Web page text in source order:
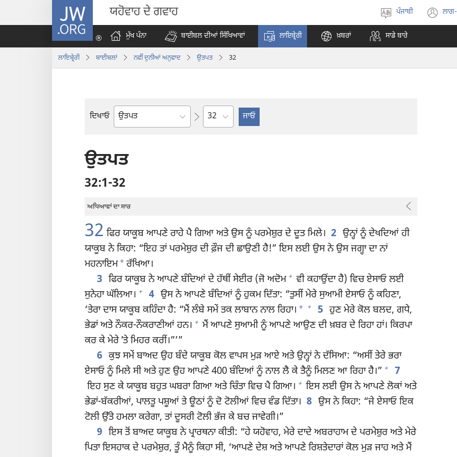
JW.ORG ਯਹੋਵਾਹ ਦੇ ਗਵਾਹ
ਚੁਣੋ
ਪੰਜਾਬੀ
ਮੁੱਖ ਪੰਨਾ ਬਾਈਬਲ ਦੀਆਂ ਸਿੱਖਿਆਵਾਂ ਲਾਇਬ੍ਰੇਰੀ ਖ਼ਬਰਾਂ ਸਾਡੇ ਬਾਰੇ
ਲਾਇਬ੍ਰੇਰੀ ਬਾਈਬਲਾਂ ਨਵੀੰ ਦੁਨੀਆਂ ਅਨੁਵਾਦ ਉਤਪਤ 32
ਦਿਖਾਓ
ਬਾਈਬਲ
Chapter
ਉਤਪਤ
32:1-32
ਅਧਿਆਵਾਂ ਦਾ ਸਾਰ
32 ਫਿਰ ਯਾਕੂਬ ਆਪਣੇ ਰਾਹੇ ਪੈ ਗਿਆ ਅਤੇ ਉਸ ਨੂੰ ਪਰਮੇਸ਼ੁਰ ਦੇ ਦੂਤ ਮਿਲੇ। 2 ਉਨ੍ਹਾਂ ਨੂੰ ਦੇਖਦਿਆਂ ਹੀ
ਯਾਕੂਬ ਨੇ ਕਿਹਾ: “ਇਹ ਤਾਂ ਪਰਮੇਸ਼ੁਰ ਦੀ ਫ਼ੌਜ ਦੀ ਛਾਉਣੀ ਹੈ!” ਇਸ ਲਈ ਉਸ ਨੇ ਉਸ ਜਗ੍ਹਾ ਦਾ ਨਾਂ
ਮਹਨਾਇਮ*ਰੱਖਿਆ।
3 ਫਿਰ ਯਾਕੂਬ ਨੇ ਆਪਣੇ ਬੰਦਿਆਂ ਦੇ ਹੱਥੀਂ ਸੇਈਰ (ਜੋ ਅਦੋਮ + ਵੀ ਕਹਾਉਂਦਾ ਹੈ) ਵਿਚ ਏਸਾਓ ਲਈ
ਸੁਨੇਹਾ ਘੱਲਿਆ। + 4 ਉਸ ਨੇ ਆਪਣੇ ਬੰਦਿਆਂ ਨੂੰ ਹੁਕਮ ਦਿੱਤਾ: “ਤੁਸੀਂ ਮੇਰੇ ਸੁਆਮੀ ਏਸਾਓ ਨੂੰ ਕਹਿਣਾ,
‘ਤੇਰਾ ਦਾਸ ਯਾਕੂਬ ਕਹਿੰਦਾ ਹੈ: “ਮੈਂ ਲੰਬੇ ਸਮੇਂ ਤਕ ਲਾਬਾਨ ਨਾਲ ਰਿਹਾ। * + 5 ਹੁਣ ਮੇਰੇ ਕੋਲ ਬਲਦ, ਗਧੇ,
ਭੇਡਾਂ ਅਤੇ ਨੌਕਰ-ਨੌਕਰਾਣੀਆਂ ਹਨ। + ਮੈਂ ਆਪਣੇ ਸੁਆਮੀ ਨੂੰ ਆਪਣੇ ਆਉਣ ਦੀ ਖ਼ਬਰ ਦੇ ਰਿਹਾ ਹਾਂ। ਕਿਰਪਾ
ਕਰ ਕੇ ਮੇਰੇ ʼਤੇ ਮਿਹਰ ਕਰੀਂ।”’”
6 ਕੁਝ ਸਮੇਂ ਬਾਅਦ ਉਹ ਬੰਦੇ ਯਾਕੂਬ ਕੋਲ ਵਾਪਸ ਮੁੜ ਆਏ ਅਤੇ ਉਨ੍ਹਾਂ ਨੇ ਦੱਸਿਆ: “ਅਸੀਂ ਤੇਰੇ ਭਰਾ
ਏਸਾਓ ਨੂੰ ਮਿਲੇ ਸੀ ਅਤੇ ਹੁਣ ਉਹ ਆਪਣੇ 400 ਬੰਦਿਆਂ ਨੂੰ ਨਾਲ ਲੈ ਕੇ ਤੈਨੂੰ ਮਿਲਣ ਆ ਰਿਹਾ ਹੈ।” +
7
ਇਹ ਸੁਣ ਕੇ ਯਾਕੂਬ ਬਹੁਤ ਘਬਰਾ ਗਿਆ ਅਤੇ ਚਿੰਤਾ ਵਿਚ ਪੈ ਗਿਆ। + ਇਸ ਲਈ ਉਸ ਨੇ ਆਪਣੇ ਲੋਕਾਂ ਅਤੇ
ਭੇਡਾਂ-ਬੱਕਰੀਆਂ, ਪਾਲਤੂ ਪਸ਼ੂਆਂ ਤੇ ਊਠਾਂ ਨੂੰ ਦੋ ਟੋਲੀਆਂ ਵਿਚ ਵੰਡ ਦਿੱਤਾ। 8 ਉਸ ਨੇ ਕਿਹਾ: “ਜੇ ਏਸਾਓ ਇਕ
ਟੋਲੀ ਉੱਤੇ ਹਮਲਾ ਕਰੇਗਾ, ਤਾਂ ਦੂਸਰੀ ਟੋਲੀ ਭੱਜ ਕੇ ਬਚ ਜਾਵੇਗੀ।”
9 ਇਸ ਤੋਂ ਬਾਅਦ ਯਾਕੂਬ ਨੇ ਪ੍ਰਾਰਥਨਾ ਕੀਤੀ: “ਹੇ ਯਹੋਵਾਹ, ਮੇਰੇ ਦਾਦੇ ਅਬਰਾਹਾਮ ਦੇ ਪਰਮੇਸ਼ੁਰ ਅਤੇ ਮੇਰੇ
ਪਿਤਾ ਇਸਹਾਕ ਦੇ ਪਰਮੇਸ਼ੁਰ, ਤੂੰ ਮੈਨੂੰ ਕਿਹਾ ਸੀ, ‘ਆਪਣੇ ਦੇਸ਼ ਅਤੇ ਆਪਣੇ ਰਿਸ਼ਤੇਦਾਰਾਂ ਕੋਲ ਮੁੜ ਜਾਹ ਅਤੇ ਮੈਂ